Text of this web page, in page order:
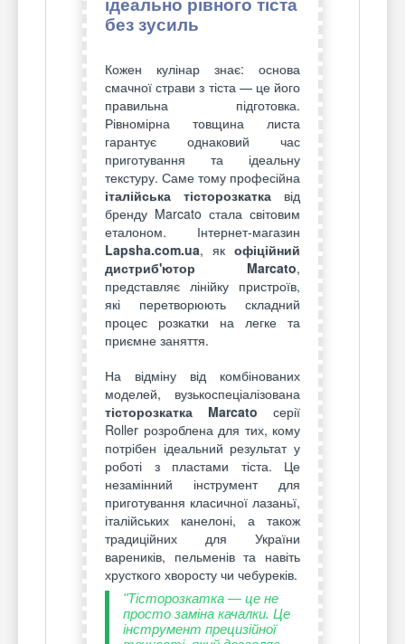
ідеально рівного тіста
без зусиль
Кожен кулінар знає: основа
смачної страви з тіста — це його
правильна підготовка.
Рівномірна товщина листа
гарантує однаковий час
приготування та ідеальну
текстуру. Саме тому професійна
італійська тісторозкатка від
бренду Marcato стала світовим
еталоном. Інтернет-магазин
Lapsha.com.ua, як офіційний
дистриб'ютор Marcato,
представляє лінійку пристроїв,
які перетворюють складний
процес розкатки на легке та
приємне заняття.
На відміну від комбінованих
моделей, вузькоспеціалізована
тісторозкатка Marcato серії
Roller розроблена для тих, кому
потрібен ідеальний результат у
роботі з пластами тіста. Це
незамінний інструмент для
приготування класичної лазаньї,
італійських канелоні, а також
традиційних для України
вареників, пельменів та навіть
хрусткого хворосту чи чебуреків.
"Тісторозкатка — це не
просто заміна качалки. Це
інструмент прецизійної